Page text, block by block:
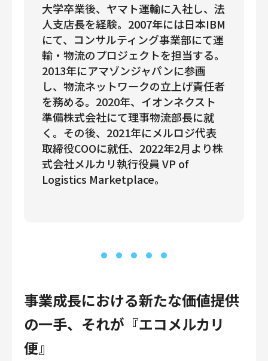
大学卒業後、ヤマト運輸に入社し、法
人支店長を経験。2007年には日本IBM
にて、コンサルティング事業部にて運
輸・物流のプロジェクトを担当する。
2013年にアマゾンジャパンに参画
し、物流ネットワークの立上げ責任者
を務める。2020年、イオンネクスト
準備株式会社にて理事物流部長に就
く。その後、2021年にメルロジ代表
取締役COOに就任、2022年2月より株
式会社メルカリ執行役員 VP of
Logistics Marketplace。
事業成長における新たな価値提供
の一手、それが『エコメルカリ
便』